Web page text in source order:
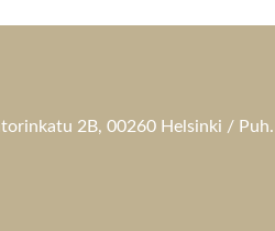
2B, 00260 Helsinki /